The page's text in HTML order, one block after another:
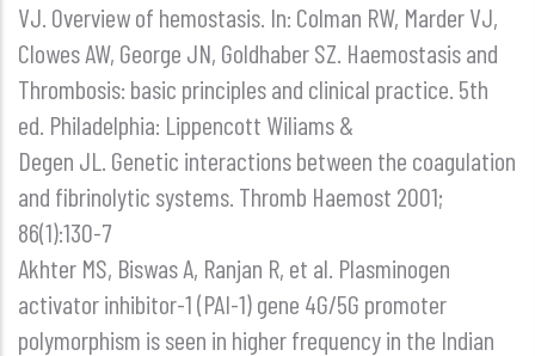
VJ. Overview of hemostasis. In: Colman RW, Marder VJ,
Clowes AW, George JN, Goldhaber SZ. Haemostasis and
Thrombosis: basic principles and clinical practice. 5th
ed. Philadelphia: Lippencott Wiliams &
Degen JL. Genetic interactions between the coagulation
and fibrinolytic systems. Thromb Haemost 2001;
86(1):130-7
Akhter MS, Biswas A, Ranjan R, et al. Plasminogen
activator inhibitor-1 (PAI-1) gene 4G/5G promoter
polymorphism is seen in higher frequency in the Indian